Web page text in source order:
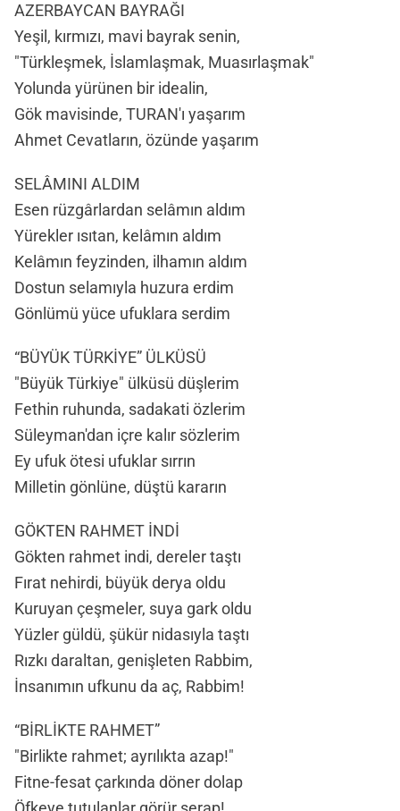
AZERBAYCAN BAYRAĞI
Yeşil, kırmızı, mavi bayrak senin,
"Türkleşmek, İslamlaşmak, Muasırlaşmak"
Yolunda yürünen bir idealin,
Gök mavisinde, TURAN'ı yaşarım
Ahmet Cevatların, özünde yaşarım
SELÂMINI ALDIM
Esen rüzgârlardan selâmın aldım
Yürekler ısıtan, kelâmın aldım
Kelâmın feyzinden, ilhamın aldım
Dostun selamıyla huzura erdim
Gönlümü yüce ufuklara serdim
“BÜYÜK TÜRKİYE” ÜLKÜSÜ
"Büyük Türkiye" ülküsü düşlerim
Fethin ruhunda, sadakati özlerim
Süleyman'dan içre kalır sözlerim
Ey ufuk ötesi ufuklar sırrın
Milletin gönlüne, düştü kararın
GÖKTEN RAHMET İNDİ
Gökten rahmet indi, dereler taştı
Fırat nehirdi, büyük derya oldu
Kuruyan çeşmeler, suya gark oldu
Yüzler güldü, şükür nidasıyla taştı
Rızkı daraltan, genişleten Rabbim,
İnsanımın ufkunu da aç, Rabbim!
“BİRLİKTE RAHMET”
"Birlikte rahmet; ayrılıkta azap!"
Fitne-fesat çarkında döner dolap